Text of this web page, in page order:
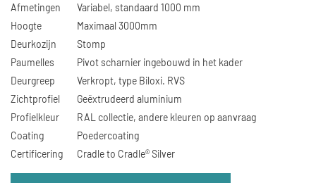
Afmetingen
Variabel, standaard 1000 mm
Hoogte
Maximaal 3000mm
Deurkozijn
Paumelles
Stomp
Pivot scharnier ingebouwd in het kader
Deurgreep
Verkropt, type Biloxi. RVS
Zichtprofiel
Geëxtrudeerd aluminium
Profielkleur
Coating
Certificering
RAL collectie, andere kleuren op aanvraag
Poedercoating
Cradle to Cradle® Silver